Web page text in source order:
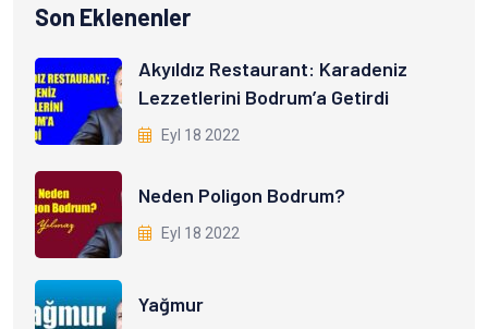
Son Eklenenler
Akyıldız Restaurant: Karadeniz
Lezzetlerini Bodrum’a Getirdi
Eyl 18 2022
Neden Poligon Bodrum?
Eyl 18 2022
Yağmur